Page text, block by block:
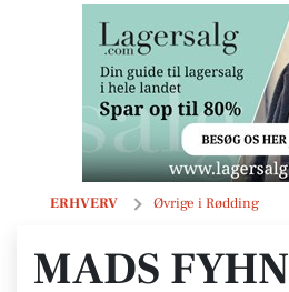
ERHVERV Øvrige i Rødding
Mads Fyhn
MADS FYHN